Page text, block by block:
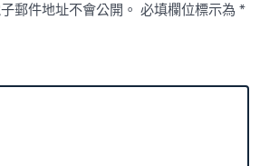
郵件地址不會公開。 必填欄位標示為*